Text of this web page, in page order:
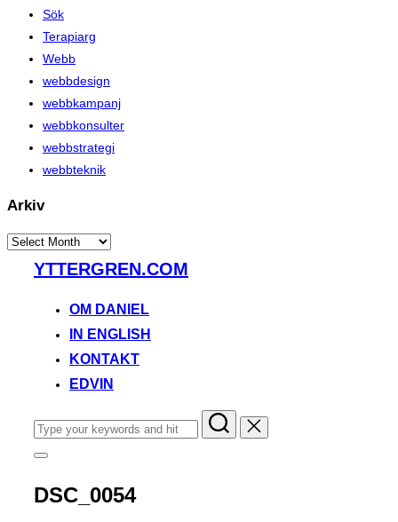
Sök
Terapiarg
Webb
webbdesign
webbkampanj
webbkonsulter
webbstrategi
webbteknik
Arkiv
Arkiv
YTTERGREN.COM
OM DANIEL
IN ENGLISH
KONTAKT
EDVIN
Search
for:
Toggle
&
navigation
DSC_0054